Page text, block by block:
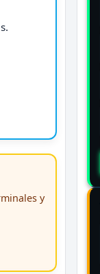
y